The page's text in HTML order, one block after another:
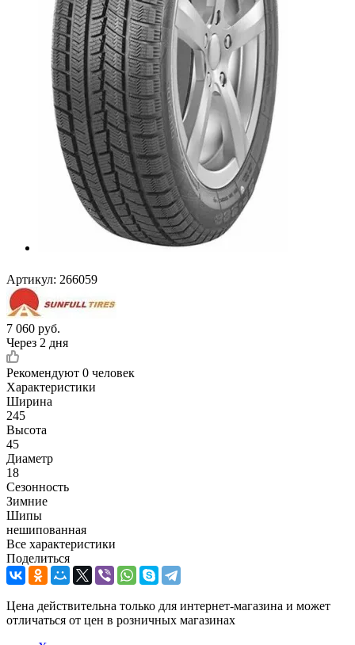
Артикул: 266059
7 060 руб.
Через 2 дня
Рекомендуют 0 человек
Характеристики
Ширина
245
Высота
45
Диаметр
18
Сезонность
Зимние
Шипы
нешипованная
Все характеристики
Поделиться
Цена действительна только для интернет-магазина и может
отличаться от цен в розничных магазинах